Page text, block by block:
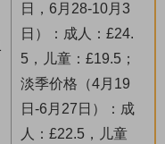
日，6月28-10月3
日）：成人：£24.
5，儿童：£19.5；
淡季价格（4月19
日-6月27日）：成
人：£22.5，儿童